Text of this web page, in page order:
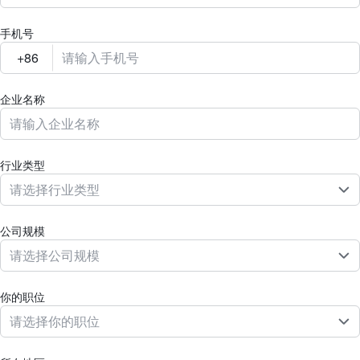
手机号
企业名称
行业类型
请选择行业类型
公司规模
请选择公司规模
你的职位
请选择你的职位